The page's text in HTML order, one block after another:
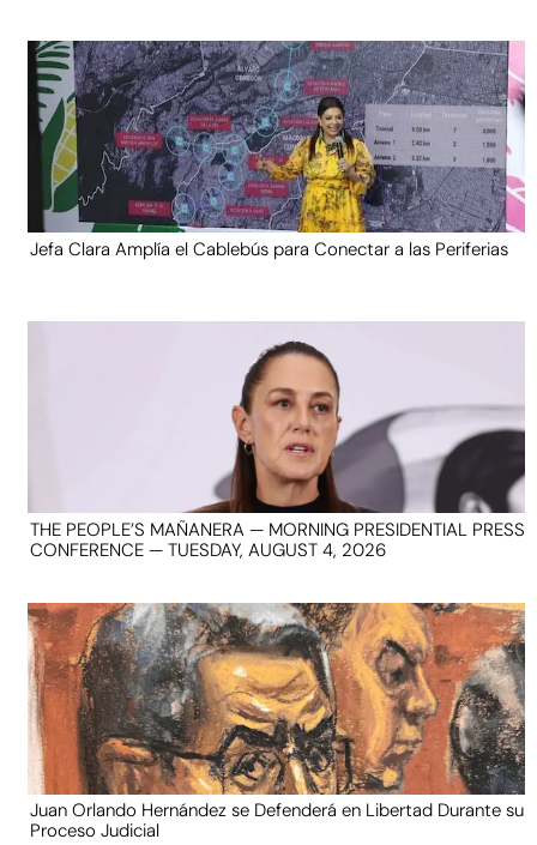
Jefa Clara Amplía el Cablebús para Conectar a las Periferias
THE PEOPLE’S MAÑANERA — MORNING PRESIDENTIAL PRESS
CONFERENCE — TUESDAY, AUGUST 4, 2026
Juan Orlando Hernández se Defenderá en Libertad Durante su
Proceso Judicial